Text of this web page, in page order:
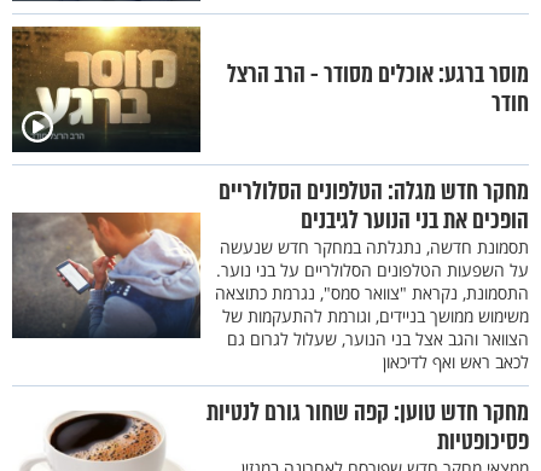
מוסר ברגע: אוכלים מסודר - הרב הרצל
חודר
מחקר חדש מגלה: הטלפונים הסלולריים
הופכים את בני הנוער לגיבנים
תסמונת חדשה, נתגלתה במחקר חדש שנעשה
על השפעות הטלפונים הסלולריים על בני נוער.
התסמונת, נקראת "צוואר סמס", נגרמת כתוצאה
משימוש ממושך בניידים, וגורמת להתעקמות של
הצוואר והגב אצל בני הנוער, שעלול לגרום גם
לכאב ראש ואף לדיכאון
מחקר חדש טוען: קפה שחור גורם לנטיות
פסיכופטיות